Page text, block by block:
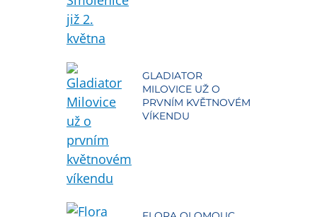
GLADIATOR
MILOVICE UŽ O
PRVNÍM KVĚTNOVÉM
VÍKENDU